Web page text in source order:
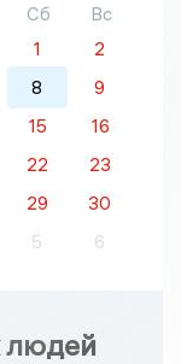
Сб
Вс
1
2
8
9
15
16
22
23
29
30
5 6
людей